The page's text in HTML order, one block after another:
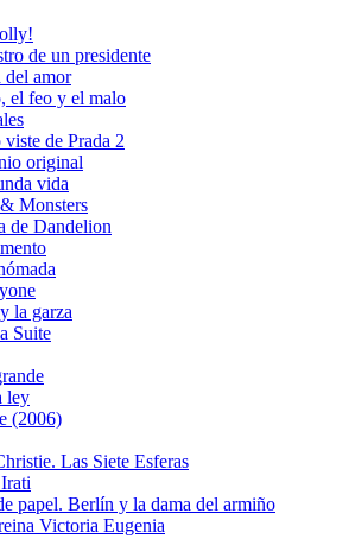
de un presidente
amor
el feo y el malo
de Prada 2
original
vida
Monsters
de Dandelion
la garza
Suite
ley
(2006)
Las Siete Esferas
papel. Berlín y la dama del armiño
Victoria Eugenia